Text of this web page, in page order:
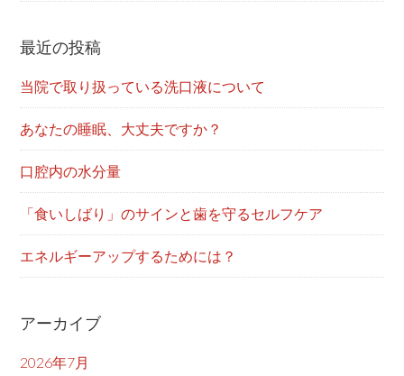
最近の投稿
当院で取り扱っている洗口液について
あなたの睡眠、大丈夫ですか？
口腔内の水分量
「食いしばり」のサインと歯を守るセルフケア
エネルギーアップするためには？
アーカイブ
2026年7月